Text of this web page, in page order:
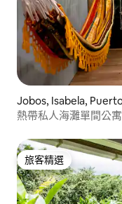
Jobos, Isabela,
熱帶私人海灘單間公
旅客精選
旅客精選